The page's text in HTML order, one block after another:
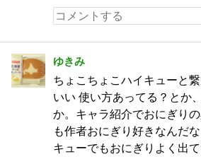
ゆきみ
ちょこちょこハイキューと
いい 使い方あってる？とか
か。キャラ紹介でおにぎり
も作者おにぎり好きなんだ
キューでもおにぎりよく出て